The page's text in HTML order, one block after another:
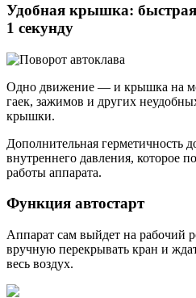
Удобная крышка:
1 секунду
Одно движение — и крышка на
гаек, зажимов и других
крышки.
Дополнительная герметичность
внутреннего давления, которое
работы аппарата.
Функция автостарт
Аппарат сам выйдет на рабочий
вручную перекрывать кран и
весь воздух.